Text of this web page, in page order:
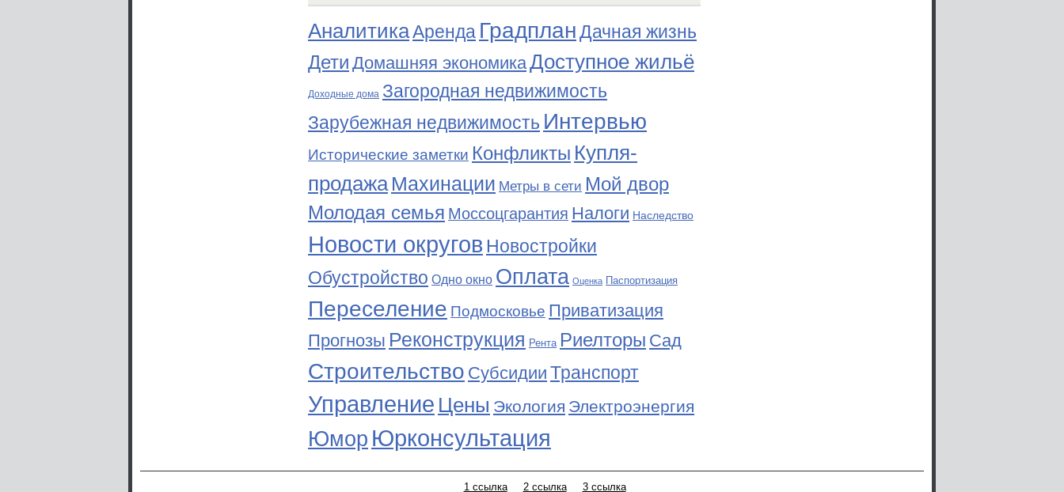
АналитикаАренда ГрадпланДачная жизнь
Дети Домашняя экономикаДоступное жильё
Доходные дома Загородная недвижимость
Зарубежная недвижимость Интервью
Исторические заметки Конфликты Купля-
продажа Махинации Метры в сети Мой двор
Молодая семья Моссоцгарантия Налоги Наследство
Новости округов Новостройки
Обустройство Одно окно Оплата Оценка Паспортизация
Переселение Подмосковье Приватизация
Прогнозы Реконструкция Рента Риелторы Сад
Строительство Субсидии Транспорт
Управление Цены Экология Электроэнергия
Юмор Юрконсультация
1 ссылка 2 ссылка 3 ссылка